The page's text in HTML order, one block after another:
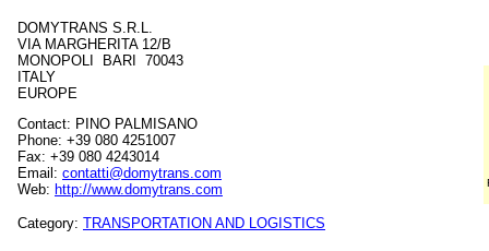
DOMYTRANS S.R.L.
VIA MARGHERITA 12/B
MONOPOLI BARI 70043
ITALY
EUROPE
Contact: PINO PALMISANO
Phone: +39 080 4251007
Fax: +39 080 4243014
Email: contatti@domytrans.com
Web: http://www.domytrans.com
Category: TRANSPORTATION AND LOGISTICS